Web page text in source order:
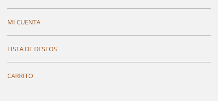
MI CUENTA
LISTA DE DESEOS
CARRITO